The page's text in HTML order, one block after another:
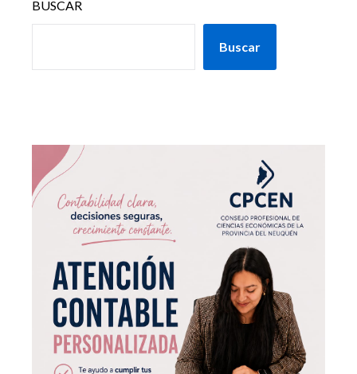
BUSCAR
Buscar